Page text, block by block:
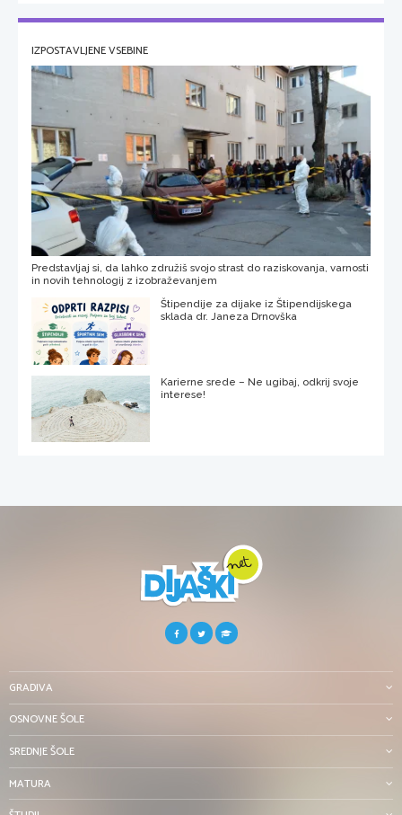
IZPOSTAVLJENE VSEBINE
Predstavljaj si, da lahko združiš svojo strast do raziskovanja, varnosti
in novih tehnologij z izobraževanjem
Štipendije za dijake iz Štipendijskega
sklada dr. Janeza Drnovška
Karierne srede – Ne ugibaj, odkrij svoje
interese!
GRADIVA
OSNOVNE ŠOLE
SREDNJE ŠOLE
MATURA